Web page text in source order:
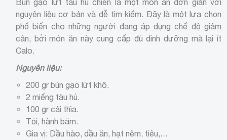
nguyên liệu cơ bản và dễ tìm kiếm. Đây là một lựa chọn
phổ biến cho những người đang áp dụng chế độ giảm
cân, bởi món ăn này cung cấp đủ dinh dưỡng mà lại ít
Calo.
Nguyên liệu:
200 gr bún gạo lứt khô.
2 miếng tàu hủ.
100 gr cải thìa.
Tỏi, hành băm.
Gia vị: Dầu hào, dầu ăn, hạt nêm, tiêu,…